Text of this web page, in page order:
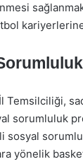
kariyerlerine
Temsilciliği,
sorumluluk
sosyal
yönelik